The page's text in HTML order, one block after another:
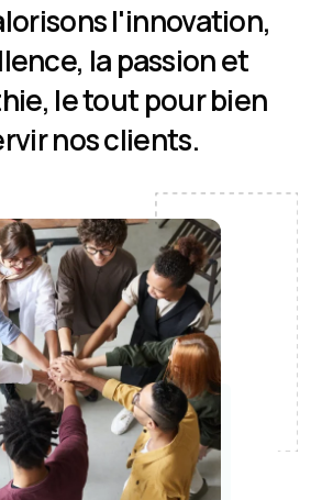
l'innovation,
la passion et
le tout pour bien
nos clients.